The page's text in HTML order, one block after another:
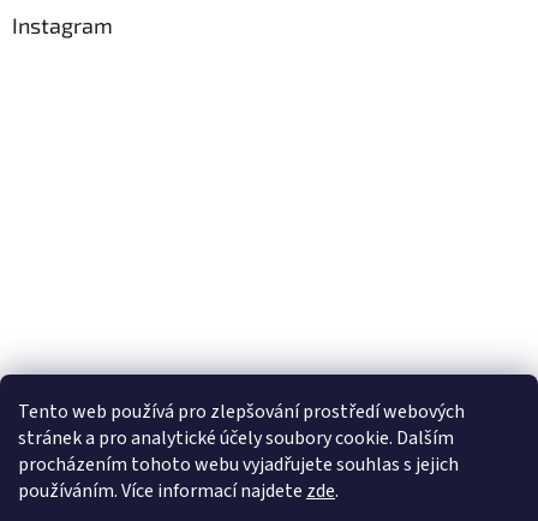
Tento web používá pro zlepšování prostředí webových
stránek a pro analytické účelysoubory cookie. Dalším
procházením tohoto webu vyjadřujete souhlas s jejich
používáním. Více informacínajdete zde.
Instagram
Sledovat na Instagramu